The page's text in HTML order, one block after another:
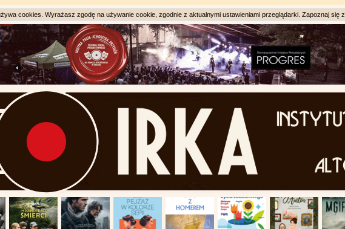
cookies. Wyrażasz zgodę na używanie cookie, zgodnie z aktualnymi ustawieniami przeglądarki. Zapoznaj się z